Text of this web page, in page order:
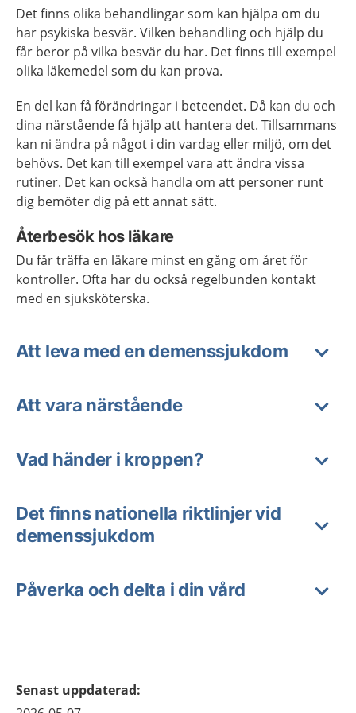
Det finns olika behandlingar som kan hjälpa om du
har psykiska besvär. Vilken behandling och hjälp du
får beror på vilka besvär du har. Det finns till exempel
olika läkemedel som du kan prova.
En del kan få förändringar i beteendet. Då kan du och
dina närstående få hjälp att hantera det. Tillsammans
kan ni ändra på något i din vardag eller miljö, om det
behövs. Det kan till exempel vara att ändra vissa
rutiner. Det kan också handla om att personer runt
dig bemöter dig på ett annat sätt.
Återbesök hos läkare
Du får träffa en läkare minst en gång om året för
kontroller. Ofta har du också regelbunden kontakt
med en sjuksköterska.
Att leva med en demenssjukdom
Att vara närstående
Vad händer i kroppen?
Det finns nationella riktlinjer vid
demenssjukdom
Påverka och delta i din vård
Senast uppdaterad: